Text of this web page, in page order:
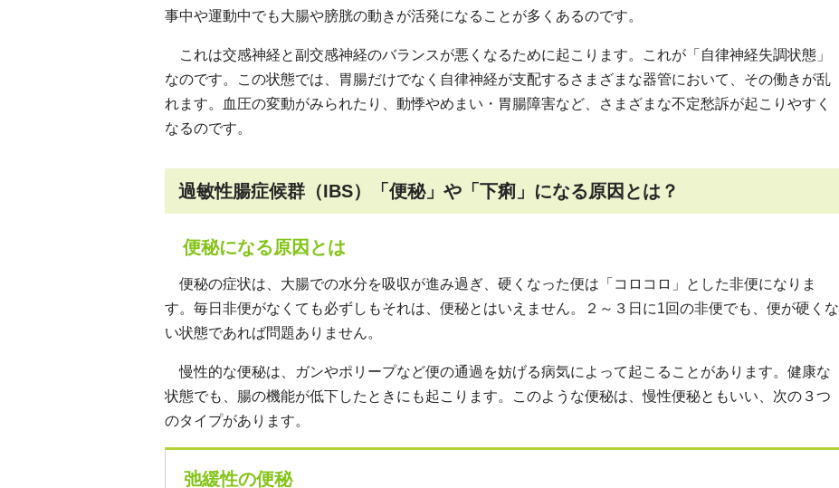
事中や運動中でも大腸や膀胱の動きが活発になることが多くあるのです。
これは交感神経と副交感神経のバランスが悪くなるために起こります。これが「自律神経失調状態」
なのです。この状態では、胃腸だけでなく自律神経が支配するさまざまな器管において、その働きが乱
れます。血圧の変動がみられたり、動悸やめまい・胃腸障害など、さまざまな不定愁訴が起こりやすく
なるのです。
過敏性腸症候群（IBS）「便秘」や「下痢」になる原因とは？
便秘になる原因とは
便秘の症状は、大腸での水分を吸収が進み過ぎ、硬くなった便は「コロコロ」とした非便になりま
す。毎日非便がなくても必ずしもそれは、便秘とはいえません。２～３日に1回の非便でも、便が硬くな
い状態であれば問題ありません。
慢性的な便秘は、ガンやポリープなど便の通過を妨げる病気によって起こることがあります。健康な
状態でも、腸の機能が低下したときにも起こります。このような便秘は、慢性便秘ともいい、次の３つ
のタイプがあります。
弛緩性の便秘